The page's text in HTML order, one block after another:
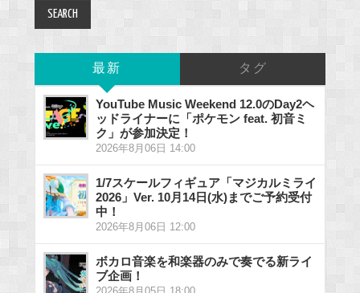
最新 タグ
YouTube Music Weekend 12.0のDay2ヘ
ッドライナーに「ポケモン feat. 初音ミ
ク」が参加決定！
2026年8月06日 14:00
1/7スケールフィギュア「マジカルミライ
2026」Ver. 10月14日(水)までご予約受付
中！
2026年8月06日 12:00
ボカロ音楽を和楽器のみで奏でる新ライ
ブ企画！